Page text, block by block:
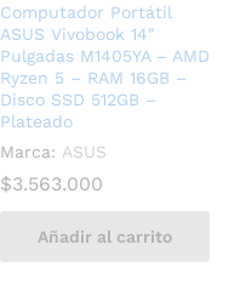
Computador Portátil
ASUS Vivobook 14″
Pulgadas M1405YA – AMD
Ryzen 5 – RAM 16GB –
Disco SSD 512GB –
Plateado
Marca: ASUS
$3.563.000
Añadir al carrito